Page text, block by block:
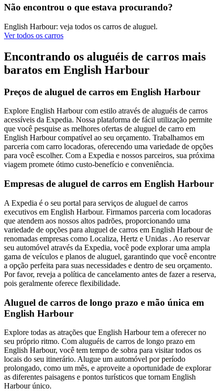
Não encontrou o que estava procurando?
English Harbour: veja todos os carros de aluguel.
Ver todos os carros
Encontrando os aluguéis de carros mais
baratos em English Harbour
Preços de aluguel de carros em English Harbour
Explore English Harbour com estilo através de aluguéis de carros
acessíveis da Expedia. Nossa plataforma de fácil utilização permite
que você pesquise as melhores ofertas de aluguel de carro em
English Harbour compatível ao seu orçamento. Trabalhamos em
parceria com carro locadoras, oferecendo uma variedade de opções
para você escolher. Com a Expedia e nossos parceiros, sua próxima
viagem promete ótimo custo-benefício e conveniência.
Empresas de aluguel de carros em English Harbour
A Expedia é o seu portal para serviços de aluguel de carros
executivos em English Harbour. Firmamos parceria com locadoras
que atendem aos nossos altos padrões, proporcionando uma
variedade de opções para aluguel de carros em English Harbour de
renomadas empresas como Localiza, Hertz e Unidas . Ao reservar
seu automóvel através da Expedia, você pode explorar uma ampla
gama de veículos e planos de aluguel, garantindo que você encontre
a opção perfeita para suas necessidades e dentro de seu orçamento.
Por favor, reveja a política de cancelamento antes de fazer a reserva,
pois geralmente oferece flexibilidade.
Aluguel de carros de longo prazo e mão única em
English Harbour
Explore todas as atrações que English Harbour tem a oferecer no
seu próprio ritmo. Com aluguéis de carros de longo prazo em
English Harbour, você tem tempo de sobra para visitar todos os
locais do seu itinerário. Alugue um automóvel por período
prolongado, como um mês, e aproveite a oportunidade de explorar
as diferentes paisagens e pontos turísticos que tornam English
Harbour único.